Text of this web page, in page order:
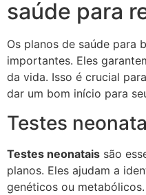
saúde para
Os planos de saúde para
importantes. Eles
da vida. Isso é crucial
dar um bom início para
Testes
Testes neonatais são
planos. Eles ajudam a
genéticos ou